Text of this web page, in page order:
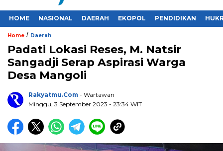
HOME NASIONAL DAERAH EKOPOL PENDIDIKAN
Home / Daerah
Padati Lokasi Reses, M. Natsir
Sangadji Serap Aspirasi Warga
Desa Mangoli
Rakyatmu.com - Wartawan
Minggu, 3 September 2023 - 23:34 WIT